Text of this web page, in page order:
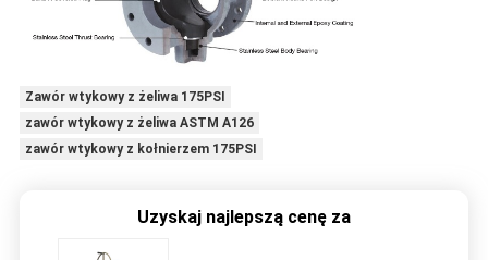
Zawór wtykowy z żeliwa 175PSI
zawór wtykowy z żeliwa ASTM A126
zawór wtykowy z kołnierzem 175PSI
Uzyskaj najlepszą cenę za